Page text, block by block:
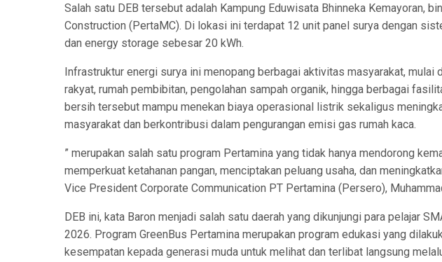
Salah satu DEB tersebut adalah Kampung Eduwisata Bhinneka Kemayoran,
Construction (PertaMC). Di lokasi ini terdapat 12 unit panel surya dengan
dan energy storage sebesar 20 kWh.
Infrastruktur energi surya ini menopang berbagai aktivitas masyarakat, mulai
rakyat, rumah pembibitan, pengolahan sampah organik, hingga berbagai
bersih tersebut mampu menekan biaya operasional listrik sekaligus
masyarakat dan berkontribusi dalam pengurangan emisi gas rumah kaca.
” merupakan salah satu program Pertamina yang tidak hanya mendorong
memperkuat ketahanan pangan, menciptakan peluang usaha, dan
Vice President Corporate Communication PT Pertamina (Persero),
DEB ini, kata Baron menjadi salah satu daerah yang dikunjungi para pelajar
2026. Program GreenBus Pertamina merupakan program edukasi yang
kesempatan kepada generasi muda untuk melihat dan terlibat langsung